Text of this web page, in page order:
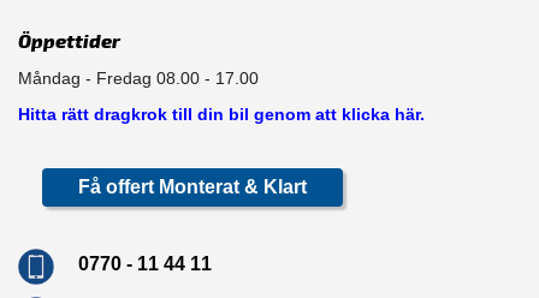
Öppettider
Måndag - Fredag 08.00 - 17.00
Hitta rätt dragkrok till din bil genom att klicka här.
Få offert Monterat & Klart
0770 - 11 44 11